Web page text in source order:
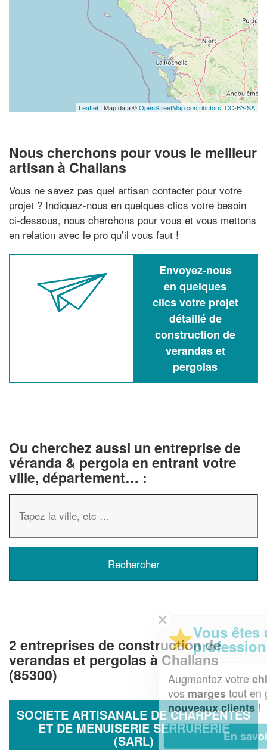
Leaflet | Map data ©OpenStreetMap contributors, CC-BY-SA
Nous cherchons pour vous le meilleur
artisan à Challans
Vous ne savez pas quel artisan contacter pour votre
projet ? Indiquez-nous en quelques clics votre besoin
ci-dessous, nous cherchons pour vous et vous mettons
en relation avec le pro qu’il vous faut !
Envoyez-nous
en quelques
clics votre projet
détaillé de
construction de
verandas et
pergolas
Ou cherchez aussi un entreprise de
véranda & pergola en entrant votre
ville, département… :
2 entreprises de construction de
verandas et pergolas à Challans
(85300)
SOCIETE ARTISANALE DE CHARPENTES
ET DE MENUISERIE SERRURERIE
(SARL)
Vous êtes un
professionnel ?
chiffre d'affaireset
tout en gagnant de
nouveaux clients!
En savoir plus